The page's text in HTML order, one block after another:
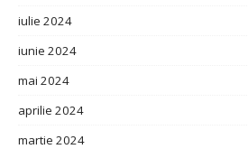
iulie 2024
iunie 2024
mai 2024
aprilie 2024
martie 2024